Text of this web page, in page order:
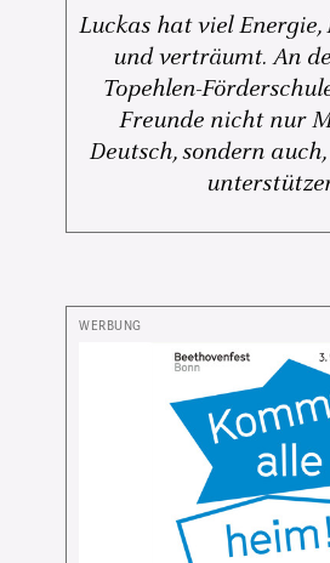
Luckas hat viel
und verträumt. An
Topehlen-
Freunde nicht nur
Deutsch, sondern